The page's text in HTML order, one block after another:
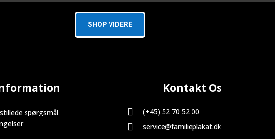
SHOP VIDERE
spørgsmål
Kontakt Os
 (+45) 52 70 52 00
 service@familieplakat.dk